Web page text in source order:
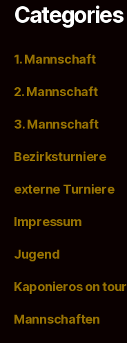
Categories
1. Mannschaft
2. Mannschaft
3. Mannschaft
Bezirksturniere
externe Turniere
Impressum
Jugend
Kaponieros on tour
Mannschaften